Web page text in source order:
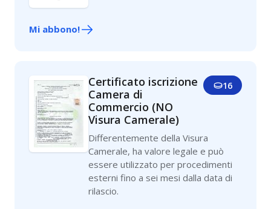
Mi abbono!
Certificato iscrizione
Camera di
Commercio (NO
Visura Camerale)
16
Differentemente della Visura
Camerale, ha valore legale e può
essere utilizzato per procedimenti
esterni fino a sei mesi dalla data di
rilascio.